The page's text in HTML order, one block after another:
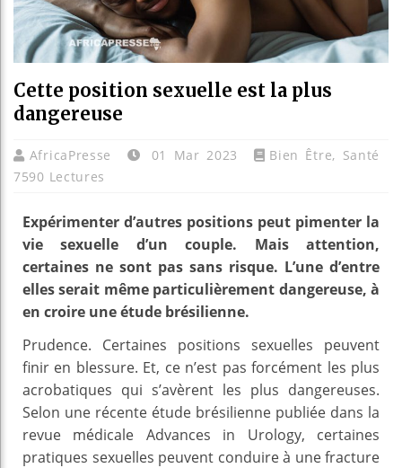
Cette position sexuelle est la plus
dangereuse
AfricaPresse 01 Mar 2023 Bien Être, Santé
7590 Lectures
Expérimenter d’autres positions peut pimenter la
vie sexuelle d’un couple. Mais attention,
certaines ne sont pas sans risque. L’une d’entre
elles serait même particulièrement dangereuse, à
en croire une étude brésilienne.
Prudence. Certaines positions sexuelles peuvent
finir en blessure. Et, ce n’est pas forcément les plus
acrobatiques qui s’avèrent les plus dangereuses.
Selon une récente étude brésilienne publiée dans la
revue médicale Advances in Urology, certaines
pratiques sexuelles peuvent conduire à une fracture